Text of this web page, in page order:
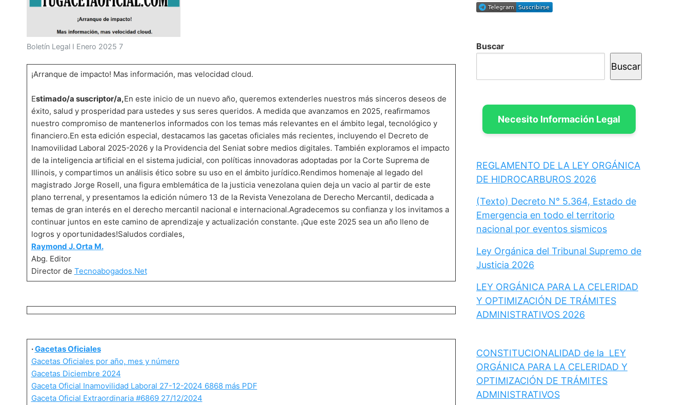
Boletín Legal I Enero 2025 7
¡Arranque de impacto! Mas información, mas velocidad cloud.
Estimado/a suscriptor/a,En este inicio de un nuevo año, queremos extenderles nuestros más sinceros deseos de
éxito, salud y prosperidad para ustedes y sus seres queridos. A medida que avanzamos en 2025, reafirmamos
nuestro compromiso de mantenerlos informados con los temas más relevantes en el ámbito legal, tecnológico y
financiero.En esta edición especial, destacamos las gacetas oficiales más recientes, incluyendo el Decreto de
Inamovilidad Laboral 2025-2026 y la Providencia del Seniat sobre medios digitales. También exploramos el impacto
de la inteligencia artificial en el sistema judicial, con políticas innovadoras adoptadas por la Corte Suprema de
Illinois, y compartimos un análisis ético sobre su uso en el ámbito jurídico.Rendimos homenaje al legado del
magistrado Jorge Rosell, una figura emblemática de la justicia venezolana quien deja un vacio al partir de este
plano terrenal, y presentamos la edición número 13 de la Revista Venezolana de Derecho Mercantil, dedicada a
temas de gran interés en el derecho mercantil nacional e internacional.Agradecemos su confianza y los invitamos a
continuar juntos en este camino de aprendizaje y actualización constante. ¡Que este 2025 sea un año lleno de
logros y oportunidades!Saludos cordiales,
Raymond J. Orta M.
Abg. Editor
Director de Tecnoabogados.Net
·Gacetas Oficiales
Gacetas Oficiales por año, mes y número
Gacetas Diciembre 2024
Gaceta Oficial Inamovilidad Laboral 27-12-2024 6868 más PDF
Gaceta Oficial Extraordinaria #6869 27/12/2024
Buscar
Buscar
Necesito Información Legal
REGLAMENTO DE LA LEY ORGÁNICA
DE HIDROCARBUROS 2026
(Texto) Decreto N° 5.364, Estado de
Emergencia en todo el territorio
nacional por eventos sismicos
Ley Orgánica del Tribunal Supremo de
Justicia 2026
LEY ORGÁNICA PARA LA CELERIDAD
Y OPTIMIZACIÓN DE TRÁMITES
ADMINISTRATIVOS 2026
CONSTITUCIONALIDAD de la LEY
ORGÁNICA PARA LA CELERIDAD Y
OPTIMIZACIÓN DE TRÁMITES
ADMINISTRATIVOS